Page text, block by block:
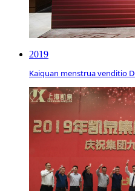
2019
Kaiquan menstrua venditio